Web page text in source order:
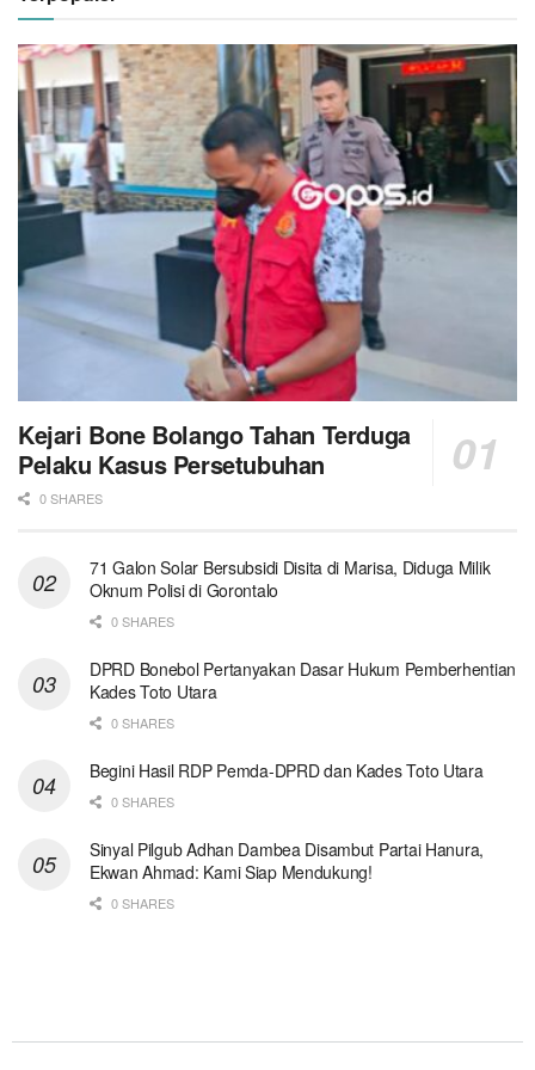
Kejari Bone Bolango Tahan Terduga
Pelaku Kasus Persetubuhan
0 SHARES
71 Galon Solar Bersubsidi Disita di Marisa, Diduga Milik
Oknum Polisi di Gorontalo
0 SHARES
DPRD Bonebol Pertanyakan Dasar Hukum Pemberhentian
Kades Toto Utara
0 SHARES
Begini Hasil RDP Pemda-DPRD dan Kades Toto Utara
0 SHARES
Sinyal Pilgub Adhan Dambea Disambut Partai Hanura,
Ekwan Ahmad: Kami Siap Mendukung!
0 SHARES